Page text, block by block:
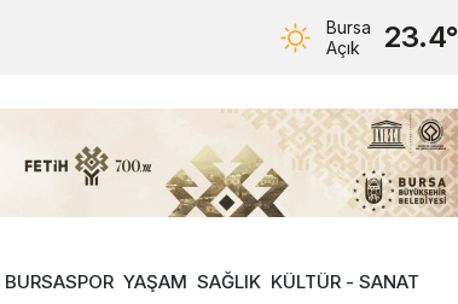
Bursa
Açık
23.4°
BURSASPOR YAŞAM SAĞLIK KÜLTÜR - SANAT